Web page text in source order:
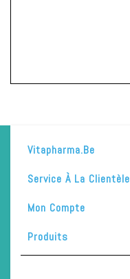
Vitapharma.be
Service À La Clientèle
Mon Compte
Produits